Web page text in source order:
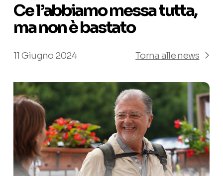
Ce l’abbiamo messa tutta,
ma non è bastato
11 Giugno 2024 Torna alle news